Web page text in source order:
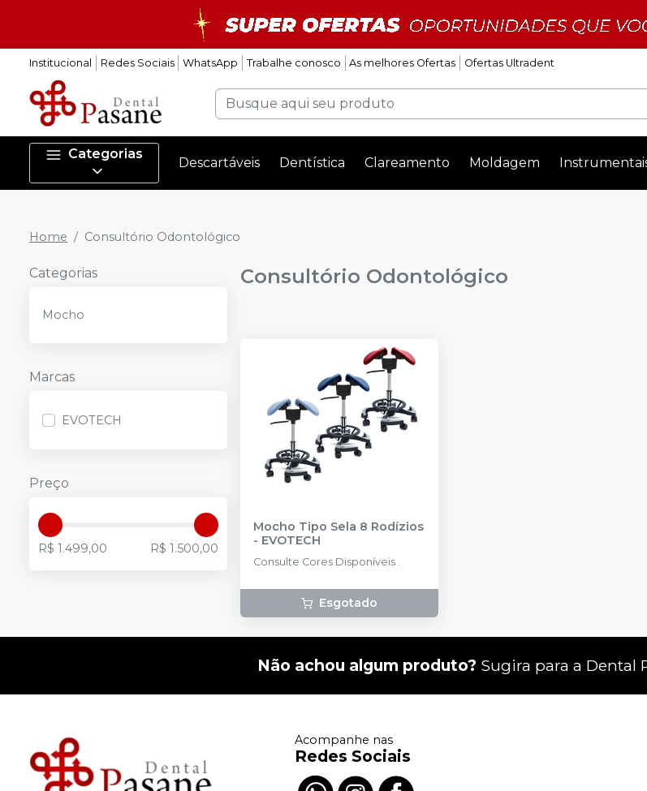
Institucional Redes Sociais WhatsApp Trabalhe conosco As melhores Ofertas Ofertas Ultradent
Categorias
Descartáveis Dentística Clareamento Moldagem
Home Consultório Odontológico
Categorias
Mocho
Marcas
EVOTECH
Preço
R$ 1.499,00 R$ 1.500,00
Consultório Odontológico
Mocho Tipo Sela 8 Rodízios
- EVOTECH
Consulte Cores Disponíveis .
Esgotado
Não achou algum produto? Sugira para a Dental
Acompanhe nas
Redes Sociais